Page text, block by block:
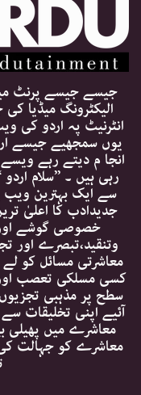
جیسے جیسے پرنٹ
الیکٹرونگ میڈیا
انٹرنیٹ پہ اردو کی
یوں سمجھیے جیسے
انجا م دیتے رہے
رہی ہیں ۔ ’’سلام
سے ایک بہترین
جدیدادب کا اعلیٰ
خصوصی گوشے
وتنقید،تبصرے اور
معاشرتی مسائل کو
کسی مسلکی تعصب اور
سطح پر مذہبی
آئیے اپنی تخلیقات
معاشرے میں پھیلی
معاشرے کو جہالت